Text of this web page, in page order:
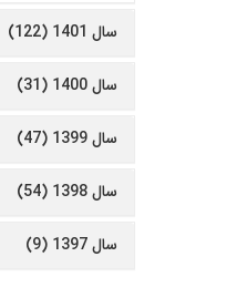
سال 1401 (122)
سال 1400 (31)
سال 1399 (47)
سال 1398 (54)
سال 1397 (9)